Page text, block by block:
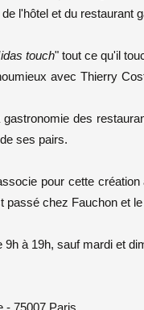
l'hôtel et du restaurant
touch" tout ce qu'il
avec Thierry
des
ses pairs.
pour cette
passé chez Fauchon et
à 19h, sauf mardi et
- 75007 Paris